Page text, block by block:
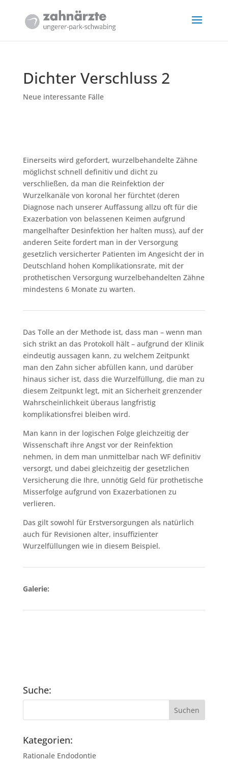
Dichter Verschluss 2
Neue interessante Fälle
Einerseits wird gefordert, wurzelbehandelte Zähne
möglichst schnell definitiv und dicht zu
verschließen, da man die Reinfektion der
Wurzelkanäle von koronal her fürchtet (deren
Diagnose nach unserer Auffassung allzu oft für die
Exazerbation von belassenen Keimen aufgrund
mangelhafter Desinfektion her halten muss), auf der
anderen Seite fordert man in der Versorgung
gesetzlich versicherter Patienten im Angesicht der in
Deutschland hohen Komplikationsrate, mit der
prothetischen Versorgung wurzelbehandelten Zähne
mindestens 6 Monate zu warten.
Das Tolle an der Methode ist, dass man – wenn man
sich strikt an das Protokoll hält – aufgrund der Klinik
eindeutig aussagen kann, zu welchem Zeitpunkt
man den Zahn sicher abfüllen kann, und darüber
hinaus sicher ist, dass die Wurzelfüllung, die man zu
diesem Zeitpunkt legt, mit an Sicherheit grenzender
Wahrscheinlichkeit überaus langfristig
komplikationsfrei bleiben wird.
Man kann in der logischen Folge gleichzeitig der
Wissenschaft ihre Angst vor der Reinfektion
nehmen, in dem man unmittelbar nach WF definitiv
versorgt, und dabei gleichzeitig der gesetzlichen
Versicherung die Ihre, unnötig Geld für prothetische
Misserfolge aufgrund von Exazerbationen zu
verlieren.
Das gilt sowohl für Erstversorgungen als natürlich
auch für Revisionen alter, insuffizienter
Wurzelfüllungen wie in diesem Beispiel.
Galerie:
Suche:
Kategorien:
Rationale Endodontie